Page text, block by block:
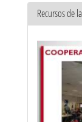
Recursos de